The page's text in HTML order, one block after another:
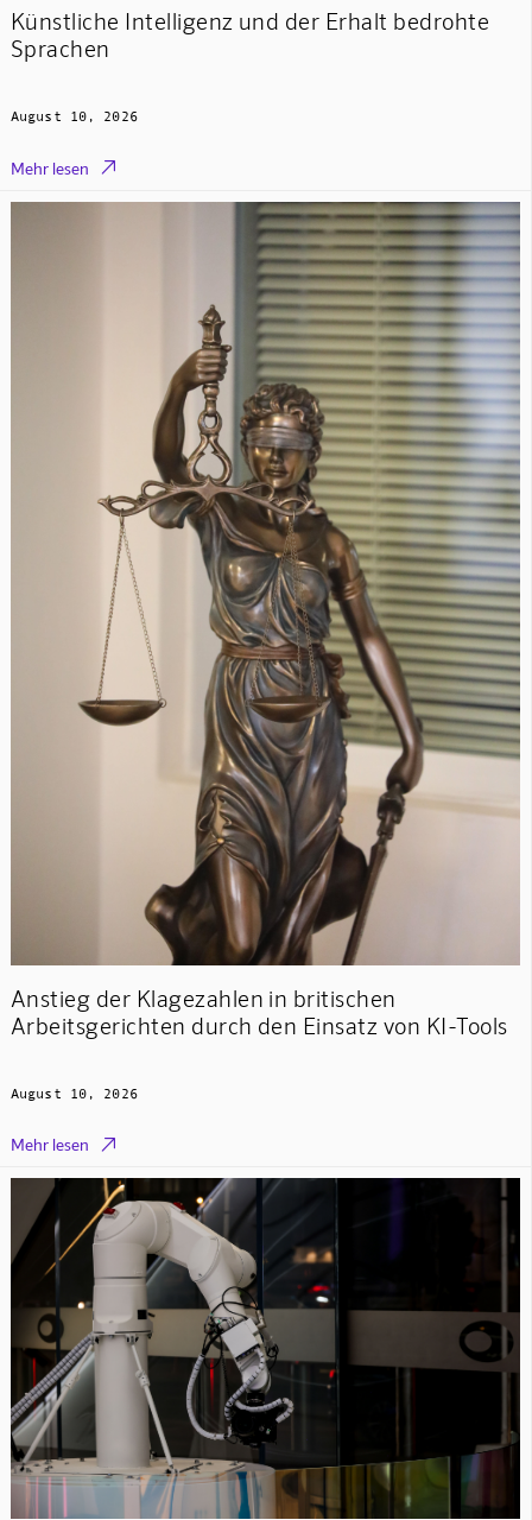
Künstliche Intelligenz und der Erhalt bedrohte
Sprachen
August 10, 2026
Mehr lesen 
Anstieg der Klagezahlen in britischen
Arbeitsgerichten durch den Einsatz von KI-Tools
August 10, 2026
Mehr lesen 